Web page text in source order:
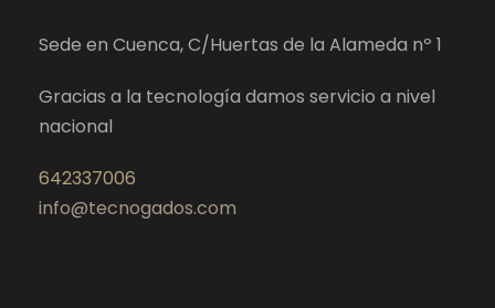
Sede en Cuenca, C/Huertas de la Alameda nº 1
Gracias a la tecnología damos servicio a nivel
nacional
642337006
info@tecnogados.com